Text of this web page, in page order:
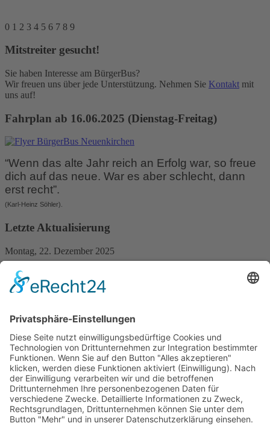
0 1 2 3 4 5 6 7 8 9
Mitstreiter gesucht!
Sie haben Interesse am BürgerBus?
Wir freuen uns über jede Unterstützung. Nehmen Sie Kontakt mit
uns auf!
Fahrplan ab 16.06.2025 (Dienstag-Freitag)
“Wenn das alte Jahr reich an Erfolg war, so freue
dich auf das neue. War es aber schlecht, dann
erst recht”.
(Karl-Heinz Söhler).
Letzte Aktualisierung
Montag, 22. Dezember 2025
Startseite
Der Verein
Kontakt
BürgerBus Neuenkirchen e.V.
Claus Manicke (1. Vorsitzender)
Uppen Drohm 17
29643 Neuenkirchen
Tel: 01520 5 88 94 21